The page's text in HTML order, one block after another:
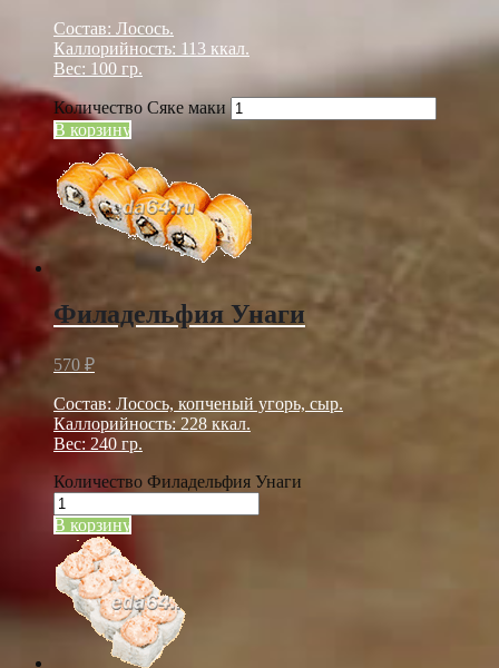
Состав: Лосось.
Каллорийность: 113 ккал.
Вес: 100 гр.
Количество Сяке маки
В корзину
Филадельфия Унаги
570 ₽
Состав: Лосось, копченый угорь, сыр.
Каллорийность: 228 ккал.
Вес: 240 гр.
Количество Филадельфия Унаги
В корзину